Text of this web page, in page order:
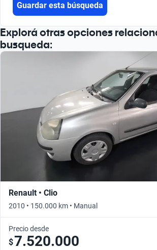
Guardar esta búsqueda
Explorá otras opciones
busqueda:
Renault • Clio
2010 • 150.000 km • Manual
Precio desde
$7.520.000